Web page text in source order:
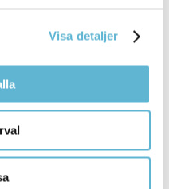
Visa detaljer
att arbeta mer
– med teknik som